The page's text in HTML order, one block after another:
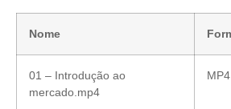
Nome
01 – Introdução ao
mercado.mp4
MP4